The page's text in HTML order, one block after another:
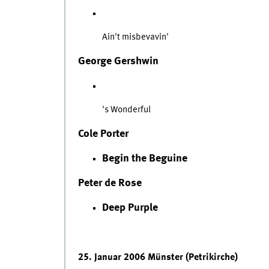
Ain't misbevavin'
George Gershwin
's Wonderful
Cole Porter
Begin the Beguine
Peter de Rose
Deep Purple
25. Januar 2006 Münster (Petrikirche)